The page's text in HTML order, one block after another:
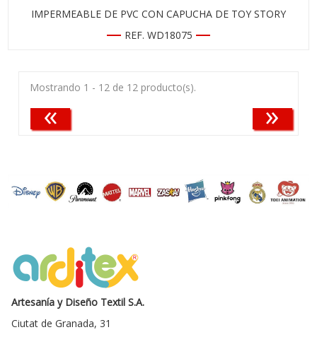
IMPERMEABLE DE PVC CON CAPUCHA DE TOY STORY
REF. WD18075
Mostrando 1 - 12 de 12 producto(s).
« »
Artesanía y Diseño Textil S.A.
Ciutat de Granada, 31